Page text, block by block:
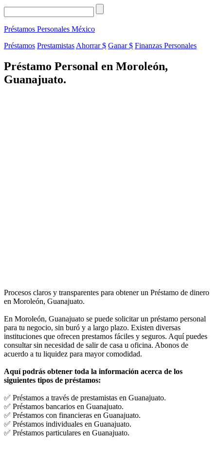
Préstamos Personales México
Préstamos Prestamistas Ahorrar $ Ganar $ Finanzas Personales
Préstamo Personal en Moroleón,
Guanajuato.
Procesos claros y transparentes para obtener un Préstamo de dinero
en Moroleón, Guanajuato.
En Moroleón, Guanajuato se puede solicitar un préstamo personal
para tu negocio, sin buró y a largo plazo. Existen diversas
instituciones que ofrecen prestamos fáciles y seguros. Aquí puedes
consultar sin necesidad de salir de casa u oficina. Abonos de
acuerdo a tu liquidez para mayor comodidad.
Aquí podrás obtener toda la información acerca de los
siguientes tipos de préstamos:
✅ Préstamos a través de prestamistas en Guanajuato.
✅ Préstamos bancarios en Guanajuato.
✅ Préstamos con financieras en Guanajuato.
✅ Préstamos individuales en Guanajuato.
✅ Préstamos particulares en Guanajuato.